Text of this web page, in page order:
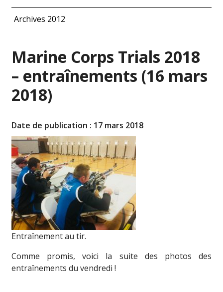
Archives 2012
Marine Corps Trials 2018
– entraînements (16 mars
2018)
Date de publication : 17 mars 2018
Entraînement au tir.
Comme promis, voici la suite des photos des
entraînements du vendredi !